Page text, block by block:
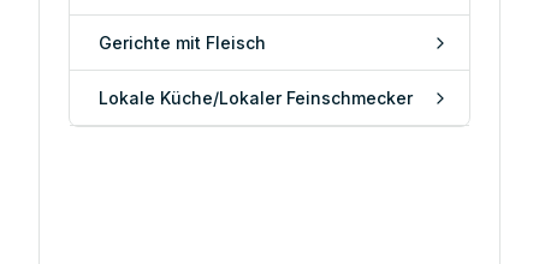
Gerichte mit Fleisch
Lokale Küche/Lokaler Feinschmecker